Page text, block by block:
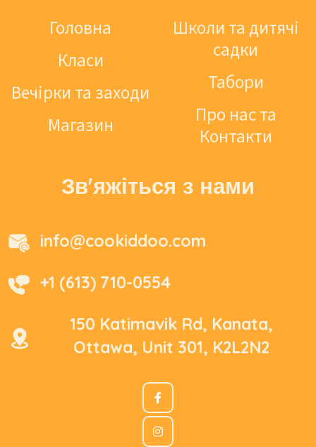
Головна
Класи
Вечірки та заходи
Магазин
Школи та дитячі
садки
Табори
Про нас та
Контакти
Зв'яжіться з нами
info@cookiddoo.com
+1 (613) 710-0554
150 Katimavik Rd, Kanata,
Ottawa, Unit 301, K2L2N2